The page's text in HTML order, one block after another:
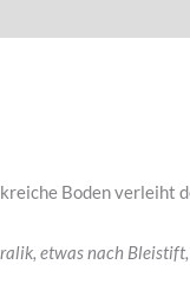
Boden verleiht
etwas nach